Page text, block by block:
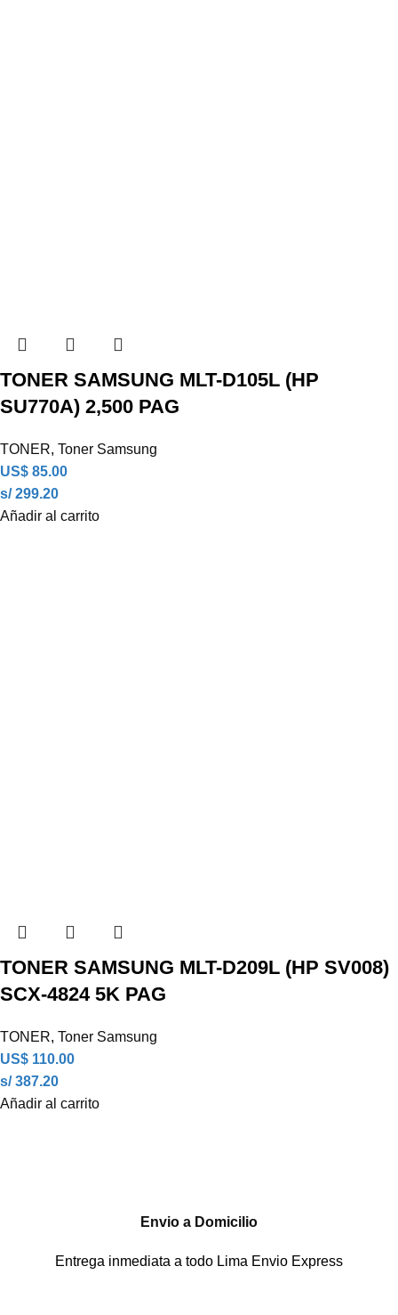
TONER SAMSUNG MLT-D105L (HP
SU770A) 2,500 PAG
TONER, Toner Samsung
US$ 85.00
s/ 299.20
Añadir al carrito
TONER SAMSUNG MLT-D209L (HP SV008)
SCX-4824 5K PAG
TONER, Toner Samsung
US$ 110.00
s/ 387.20
Añadir al carrito
Envio a Domicilio
Entrega inmediata a todo Lima Envio Express